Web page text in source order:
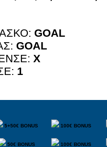
GOAL
GOAL
Χ
1
5+50€ BONUS 100€ BONUS
50€ BONUS 100€ BONUS